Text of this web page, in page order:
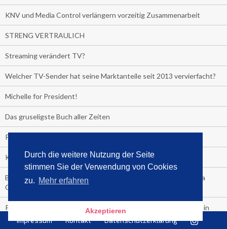
Durch die weitere Nutzung der Seite
stimmen Sie der Verwendung von Cookies
zu. Mehr erfahren
Akzeptieren
KNV und Media Control verlängern vorzeitig Zusammenarbeit
STRENG VERTRAULICH
Streaming verändert TV?
Welcher TV-Sender hat seine Marktanteile seit 2013 vervierfacht?
Michelle for President!
Das gruseligste Buch aller Zeiten
Promi-Biografien
Kerkeling erhält Spitzenfeder für meistverkauftes Buch
Börsenverein und MVB verlängern vorzeitig Verträge mit Media
Control bis 2024
PocketBook, Ceebo und Umbreit bringen Hörbuch-Downloads in
Impressum Kontakt Datenschutzerklärung